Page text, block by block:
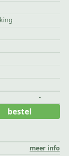
-
meer info
bestel